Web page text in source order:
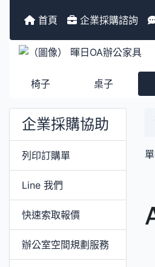
首頁 企業採購諮詢
椅子 桌子
企業採購協助
列印訂購單
Line 我們
快速索取報價
辦公室空間規劃服務